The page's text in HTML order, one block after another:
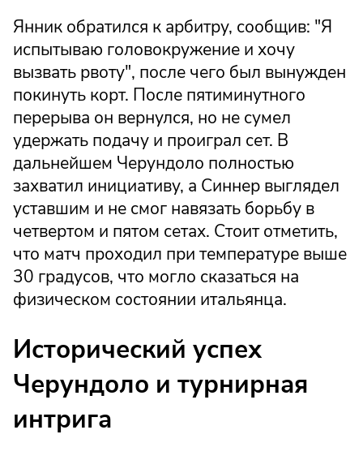
Янник обратился к арбитру, сообщив: "Я
испытываю головокружение и хочу
вызвать рвоту", после чего был вынужден
покинуть корт. После пятиминутного
перерыва он вернулся, но не сумел
удержать подачу и проиграл сет. В
дальнейшем Черундоло полностью
захватил инициативу, а Синнер выглядел
уставшим и не смог навязать борьбу в
четвертом и пятом сетах. Стоит отметить,
что матч проходил при температуре выше
30 градусов, что могло сказаться на
физическом состоянии итальянца.
Исторический успех
Черундоло и турнирная
интрига